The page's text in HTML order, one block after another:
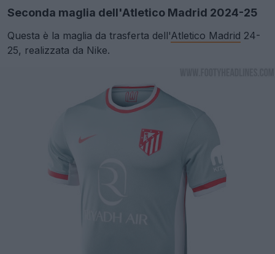
Seconda maglia dell'Atletico Madrid 2024-25
Questa è la maglia da trasferta dell'Atletico Madrid 24-
25, realizzata da Nike.